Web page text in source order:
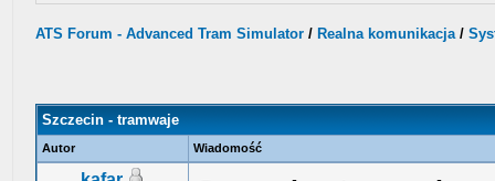
ATS Forum - Advanced Tram Simulator / Realna komunikacja/
Szczecin - tramwaje
Autor Wiadomość